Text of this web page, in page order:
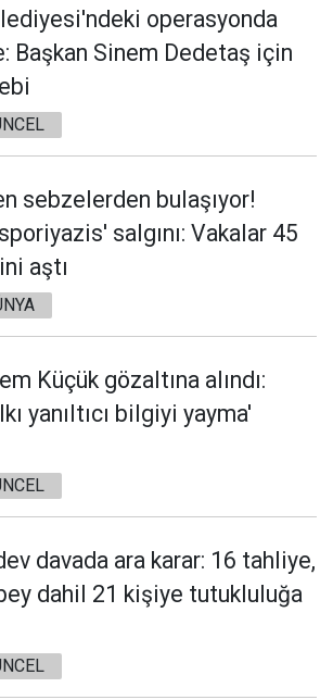
operasyonda
Başkan Sinem Dedetaş için
sebzelerden bulaşıyor!
salgını: Vakalar 45
aştı
Küçük gözaltına alındı:
yanıltıcı bilgiyi yayma'
davada ara karar: 16 tahliye,
dahil 21 kişiye tutukluluğa